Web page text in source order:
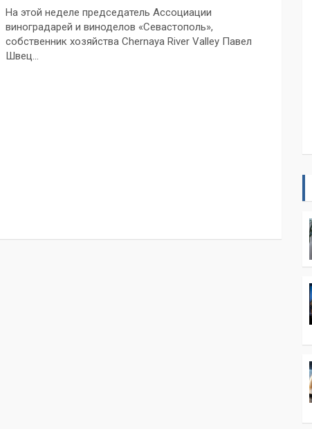
На этой неделе председатель Ассоциации
виноградарей и виноделов «Севастополь»,
собственник хозяйства Chernaya River Valley Павел
Швец…